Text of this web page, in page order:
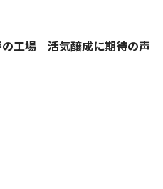
の工場 活気醸成に期待の声